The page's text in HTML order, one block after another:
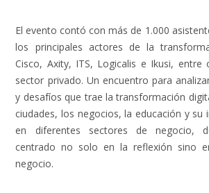
El evento contó con más de 1.000
los principales actores de la
Cisco, Axity, ITS, Logicalis e Ikusi, entre
sector privado. Un encuentro para
y desafíos que trae la transformación
ciudades, los negocios, la educación y su
en diferentes sectores de negocio,
centrado no solo en la reflexión sino
negocio.